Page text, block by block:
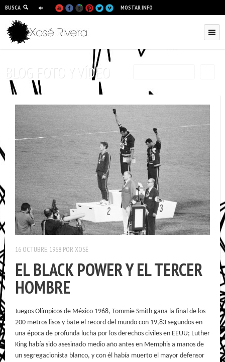
BUSCA MOSTAR INFO
BLOG FOTO Y VÍDEO
16 OCTUBRE, 1968 PORXOSÉ
EL BLACK POWER Y EL TERCER
HOMBRE
Juegos Olímpicos de México 1968, Tommie Smith gana la final de los
200 metros lisos y bate el record del mundo con 19,83 segundos en
una época de profunda lucha por los derechos civiles en EEUU; Luther
King había sido asesinado medio año antes en Memphis a manos de
un segregacionista blanco, y con él había muerto el mayor defensor